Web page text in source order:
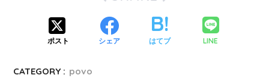
ポスト シェア はてブ LINE
CATEGORY : povo